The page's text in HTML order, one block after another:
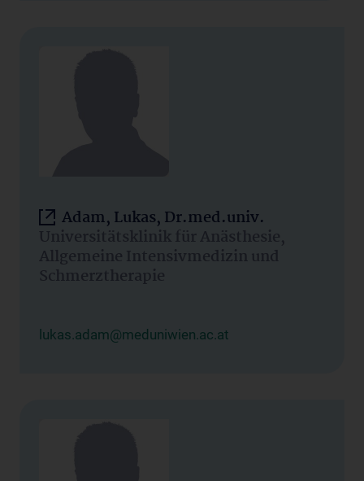
Adam, Lukas, Dr.med.univ.
Universitätsklinik für Anästhesie,
Allgemeine Intensivmedizin und
Schmerztherapie
lukas.adam@meduniwien.ac.at